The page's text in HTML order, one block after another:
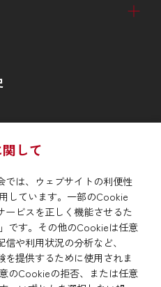
、賛助会員）
行
産業」
情報通知
リンク
して
では、ウェブサイトの利便性
しています。一部のCookie
ービスを正しく機能させるた
です。その他のCookieは任意
や利用状況の分析など、
を提供するために使用されま
のCookieの拒否、または任意